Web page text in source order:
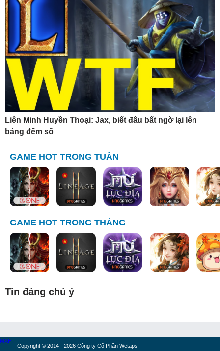
Liên Minh Huyền Thoại: Jax, biết đâu bất ngờ lại lên
bảng đếm số
GAME HOT TRONG TUẦN
GAME HOT TRONG THÁNG
Tin đáng chú ý
Copyright © 2014 - 2026 Công ty Cổ Phần Wetaps
MXH